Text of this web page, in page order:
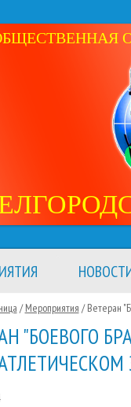
/Мероприятия /Ветеран
"БОЕВОГО